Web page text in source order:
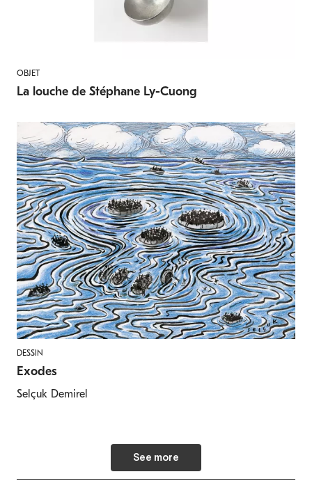
OBJET
La louche de Stéphane Ly-Cuong
DESSIN
Exodes
Selçuk Demirel
See more